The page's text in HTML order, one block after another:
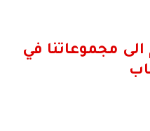
مجموعاتنا في